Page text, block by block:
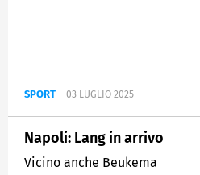
SPORT 03 LUGLIO 2025
Napoli: Lang in arrivo
Vicino anche Beukema